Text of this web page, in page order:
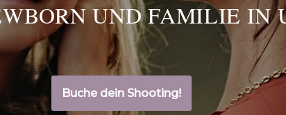
UND FAMILIE IN
Buche dein Shooting!